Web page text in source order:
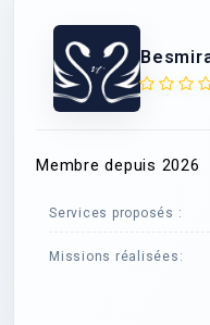
Membre depuis 2026
Services proposés :
Missions réalisées: